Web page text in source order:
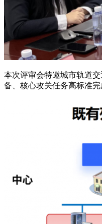
本次评审会特邀城市轨道
备、核心攻关任务高标准完